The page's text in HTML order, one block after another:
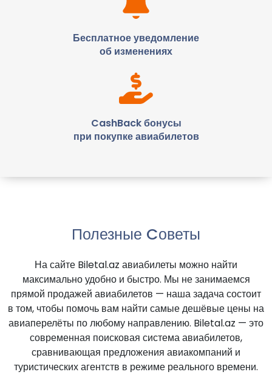
Бесплатное уведомление
об изменениях
CashBack бонусы
при покупке авиабилетов
Полезные Cоветы
На сайте Biletal.az авиабилеты можно найти
максимально удобно и быстро. Мы не занимаемся
прямой продажей авиабилетов — наша задача состоит
в том, чтобы помочь вам найти самые дешёвые цены на
авиаперелёты по любому направлению. Biletal.az — это
современная поисковая система авиабилетов,
сравнивающая предложения авиакомпаний и
туристических агентств в режиме реального времени.